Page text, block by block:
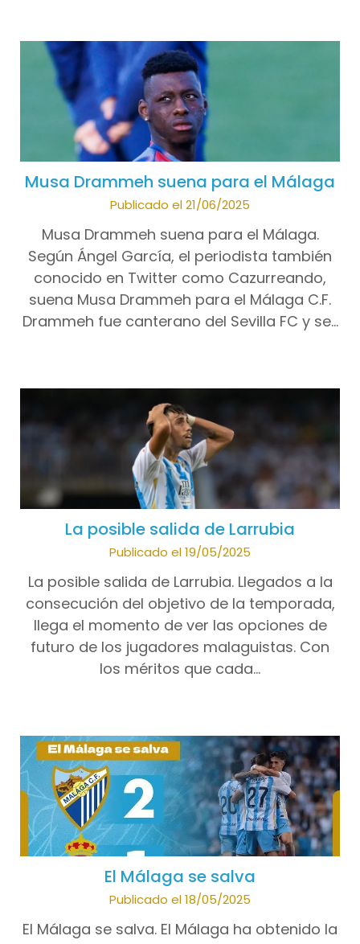
Musa Drammeh suena para el Málaga
Publicado el 21/06/2025
Musa Drammeh suena para el Málaga.
Según Ángel García, el periodista también
conocido en Twitter como Cazurreando,
suena Musa Drammeh para el Málaga C.F.
Drammeh fue canterano del Sevilla FC y se…
La posible salida de Larrubia
Publicado el 19/05/2025
La posible salida de Larrubia. Llegados a la
consecución del objetivo de la temporada,
llega el momento de ver las opciones de
futuro de los jugadores malaguistas. Con
los méritos que cada…
El Málaga se salva
Publicado el 18/05/2025
El Málaga se salva. El Málaga ha obtenido la